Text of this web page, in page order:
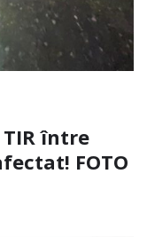
între
FOTO